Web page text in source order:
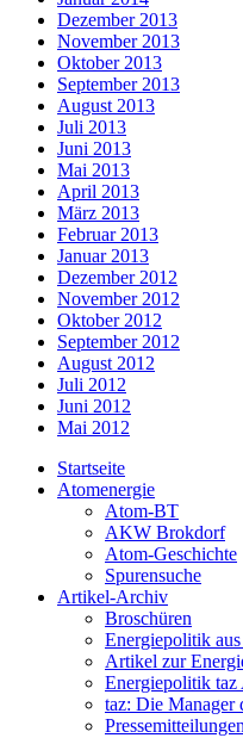
Dezember 2013
November 2013
Oktober 2013
September 2013
August 2013
Juli 2013
Juni 2013
Mai 2013
April 2013
März 2013
Februar 2013
Januar 2013
Dezember 2012
November 2012
Oktober 2012
September 2012
August 2012
Juli 2012
Juni 2012
Mai 2012
Startseite
Atomenergie
Atom-BT
AKW Brokdorf
Atom-Geschichte
Spurensuche
Artikel-Archiv
Broschüren
Energiepolitik
Artikel zur
Energiepolitik taz
taz: Die Manager